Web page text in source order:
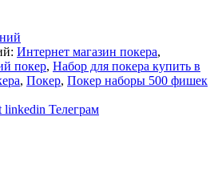
Интернет магазин покера,
покер, Набор для покера купить в
, Покер, Покер наборы 500 фишек
linkedin Телеграм